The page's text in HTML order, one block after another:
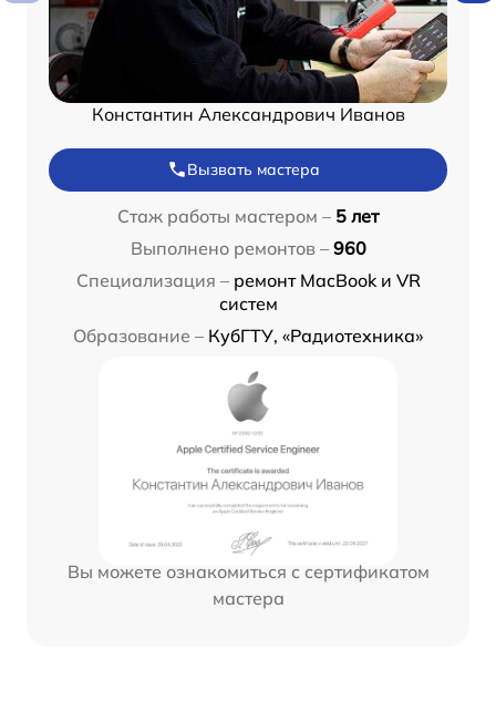
Константин Александрович Иванов
Вызвать мастера
Стаж работы мастером – 5 лет
Выполнено ремонтов – 960
Специализация – ремонт MacBook и VR
систем
Образование – КубГТУ, «Радиотехника»
Вы можете ознакомиться с сертификатом
мастера